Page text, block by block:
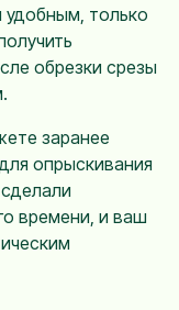
только
обрезки срезы
заранее
опрыскивания
времени, и ваш